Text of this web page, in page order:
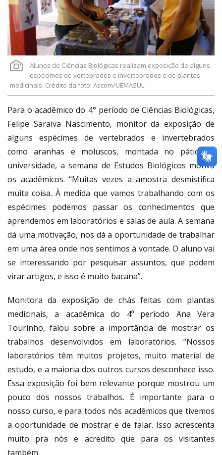
Alunos de Ciências Biológicas realizam exposição de alguns
espécimes de vertebrados e invertebrados e de plantas
medicinais. Crédito da foto: Ascom/UEMASUL.
Para o acadêmico do 4° período de Ciências Biológicas,
Felipe Saraiva Nascimento, monitor da exposição de
alguns espécimes de vertebrados e invertebrados
como aranhas e moluscos, montada no pátio da
universidade, a semana de Estudos Biológicos motiva
os acadêmicos. “Muitas vezes a amostra desmistifica
muita coisa. À medida que vamos trabalhando com os
espécimes podemos passar os conhecimentos que
aprendemos em laboratórios e salas de aula. A semana
dá uma motivação, nos dá a oportunidade de trabalhar
em uma área onde nos sentimos à vontade. O aluno vai
se interessando por pesquisar assuntos, que podem
virar artigos, e isso é muito bacana”.
Monitora da exposição de chás feitas com plantas
medicinais, a acadêmica do 4º período Ana Vera
Tourinho, falou sobre a importância de mostrar os
trabalhos desenvolvidos em laboratórios. “Nossos
laboratórios têm muitos projetos, muito material de
estudo, e a maioria dos outros cursos desconhece isso.
Essa exposição foi bem relevante porque mostrou um
pouco dos nossos trabalhos. É importante para o
nosso curso, e para todos nós acadêmicos que tivemos
a oportunidade de mostrar e de falar. Isso acrescenta
muito pra nós e acredito que para os visitantes
também.